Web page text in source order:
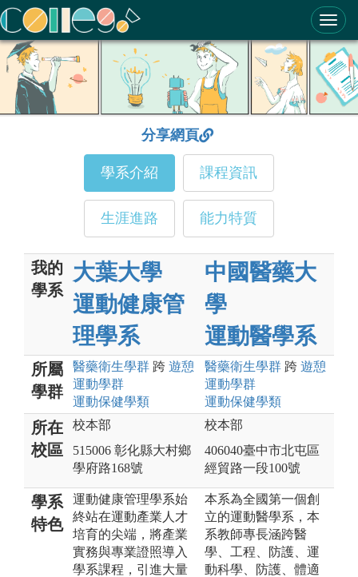
ColleGo! 大學選才與高中育才輔助系統
分享網頁
學系介紹 課程資訊
生涯進路 能力特質
我的
學系
大葉大學
運動健康管
理學系
中國醫藥大
學
運動醫學系
所屬
學群
醫藥衛生學群 跨 遊憩
運動學群
運動保健學類
醫藥衛生學群 跨 遊憩
運動學群
運動保健學類
所在
校區
校本部
515006 彰化縣大村鄉
學府路168號
校本部
406040臺中市北屯區
經貿路一段100號
學系
特色
運動健康管理學系始
終站在運動產業人才
培育的尖端，將產業
實務與專業證照導入
學系課程，引進大量
本系為全國第一個創
立的運動醫學系，本
系教師專長涵跨醫
學、工程、防護、運
動科學、防護、體適